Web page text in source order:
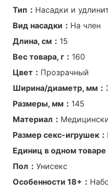
Тип： Насадки и
Вид насадки： На член
Длина, см： 15
Вес товара, г： 160
Цвет： Прозрачный
Ширина/диаметр, мм：
Размеры, мм： 145
Материал：
Размер секс-игрушек：
Единиц в одном товаре
Пол： Унисекс
Особенности 18+：